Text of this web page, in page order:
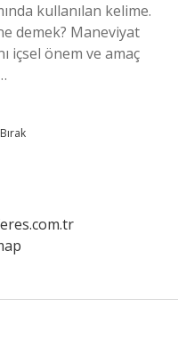
kullanılan kelime.
demek? Maneviyat
içsel önem ve amaç